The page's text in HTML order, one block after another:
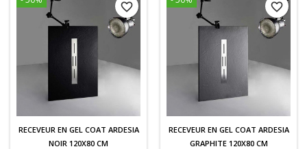
RECEVEUR EN GEL COAT ARDESIA
NOIR 120X80 CM
favorite_border
RECEVEUR EN GEL COAT ARDESIA
GRAPHITE 120X80 CM
favorite_border